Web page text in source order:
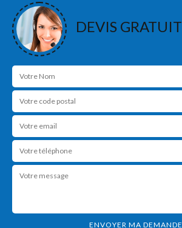
DEVIS GRATUIT